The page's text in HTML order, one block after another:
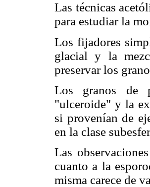
Las técnicas
para estudiar la
Los fijadores
glacial y la
preservar los
Los granos de
"ulceroide" y la
si provenían de
en la clase
Las
cuanto a la
misma carece de